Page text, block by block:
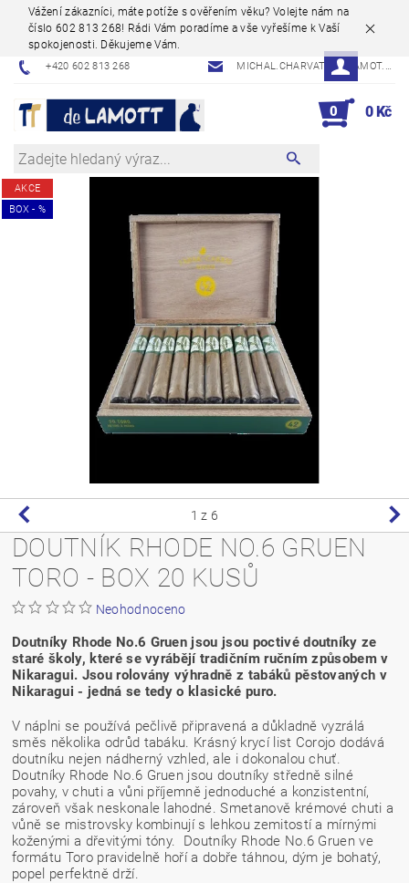
Vážení zákazníci, máte potíže s ověřením věku? Volejte nám na
číslo 602 813 268! Rádi Vám poradíme a vše vyřešíme k Vaší
spokojenosti. Děkujeme Vám.
+420 602 813 268 MICHAL.CHARVAT@DELAMOT.CZ
0 0 Kč
AKCE
BOX - %
1 z 6
DOUTNÍK RHODE NO.6 GRUEN
TORO - BOX 20 KUSŮ
Neohodnoceno
Doutníky Rhode No.6 Gruen jsou jsou poctivé doutníky ze
staré školy, které se vyrábějí tradičním ručním způsobem v
Nikaragui. Jsou rolovány výhradně z tabáků pěstovaných v
Nikaragui - jedná se tedy o klasické puro.
V náplni se používá pečlivě připravená a důkladně vyzrálá
směs několika odrůd tabáku. Krásný krycí list Corojo dodává
doutníku nejen nádherný vzhled, ale i dokonalou chuť.
Doutníky Rhode No.6 Gruen jsou doutníky středně silné
povahy, v chuti a vůni příjemně jednoduché a konzistentní,
zároveň však neskonale lahodné. Smetanově krémové chuti a
vůně se mistrovsky kombinují s lehkou zemitostí a mírnými
koženými a dřevitými tóny. Doutníky Rhode No.6 Gruen ve
formátu Toro pravidelně hoří a dobře táhnou, dým je bohatý,
popel perfektně drží.